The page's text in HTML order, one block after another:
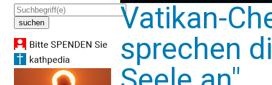
Vatikan-
sprechen